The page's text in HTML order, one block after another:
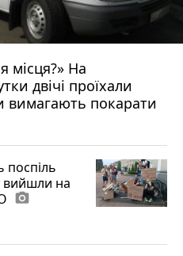
місця?» На
двічі проїхали
вимагають покарати
вийшли на
photo_camera